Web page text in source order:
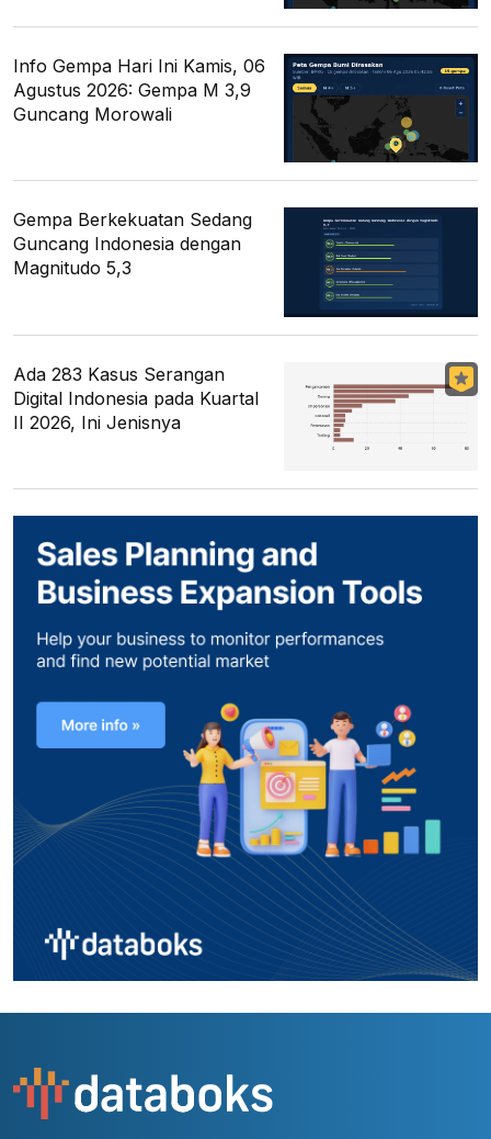
Info Gempa Hari Ini Kamis, 06
Agustus 2026: Gempa M 3,9
Guncang Morowali
Gempa Berkekuatan Sedang
Guncang Indonesia dengan
Magnitudo 5,3
Ada 283 Kasus Serangan
Digital Indonesia pada Kuartal
II 2026, Ini Jenisnya